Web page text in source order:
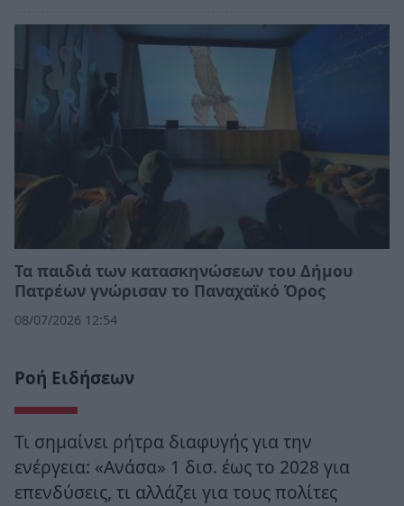
Τα παιδιά των κατασκηνώσεων του Δήμου
Πατρέων γνώρισαν το Παναχαϊκό Όρος
08/07/2026 12:54
Ροή Ειδήσεων
Τι σημαίνει ρήτρα διαφυγής για την
ενέργεια: «Ανάσα» 1 δισ. έως το 2028 για
επενδύσεις, τι αλλάζει για τους πολίτες